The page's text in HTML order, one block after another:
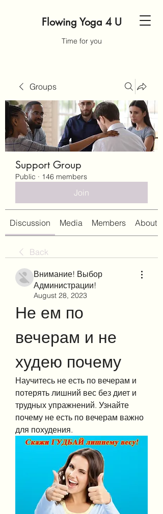
Flowing Yoga 4 U
Time for you
Groups
Support Group
Public · 146 members
Join
Discussion Media Members About
Back
Внимание! Выбор
Администрации!
August 28, 2023
Не ем по
вечерам и не
худею почему
Научитесь не есть по вечерам и
потерять лишний вес без диет и
трудных упражнений. Узнайте
почему не есть по вечерам важно
для похудения.